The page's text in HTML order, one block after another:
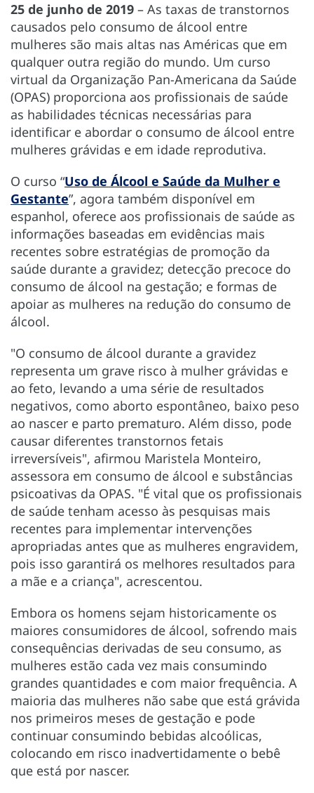
25 de junho de 2019 – As taxas de transtornos
causados pelo consumo de álcool entre
mulheres são mais altas nas Américas que em
qualquer outra região do mundo. Um curso
virtual da Organização Pan-Americana da Saúde
(OPAS) proporciona aos profissionais de saúde
as habilidades técnicas necessárias para
identificar e abordar o consumo de álcool entre
mulheres grávidas e em idade reprodutiva.
O curso “Uso de Álcool e Saúde da Mulher e
Gestante”, agora também disponível em
espanhol, oferece aos profissionais de saúde as
informações baseadas em evidências mais
recentes sobre estratégias de promoção da
saúde durante a gravidez; detecção precoce do
consumo de álcool na gestação; e formas de
apoiar as mulheres na redução do consumo de
álcool.
"O consumo de álcool durante a gravidez
representa um grave risco à mulher grávidas e
ao feto, levando a uma série de resultados
negativos, como aborto espontâneo, baixo peso
ao nascer e parto prematuro. Além disso, pode
causar diferentes transtornos fetais
irreversíveis", afirmou Maristela Monteiro,
assessora em consumo de álcool e substâncias
psicoativas da OPAS. "É vital que os profissionais
de saúde tenham acesso às pesquisas mais
recentes para implementar intervenções
apropriadas antes que as mulheres engravidem,
pois isso garantirá os melhores resultados para
a mãe e a criança", acrescentou.
Embora os homens sejam historicamente os
maiores consumidores de álcool, sofrendo mais
consequências derivadas de seu consumo, as
mulheres estão cada vez mais consumindo
grandes quantidades e com maior frequência. A
maioria das mulheres não sabe que está grávida
nos primeiros meses de gestação e pode
continuar consumindo bebidas alcoólicas,
colocando em risco inadvertidamente o bebê
que está por nascer.